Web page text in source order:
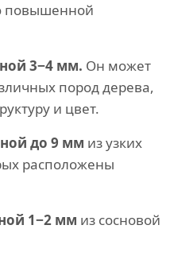
повышенной
3−4 мм. Он может
пород дерева,
и цвет.
до 9 мм из узких
расположены
1−2 мм из сосновой